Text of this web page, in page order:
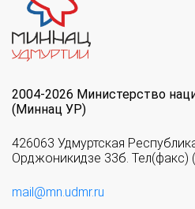
2004-2026 Министерство
(Миннац УР)
426063 Удмуртская
Орджоникидзе 33б. Тел(факс)
mail@mn.udmr.ru